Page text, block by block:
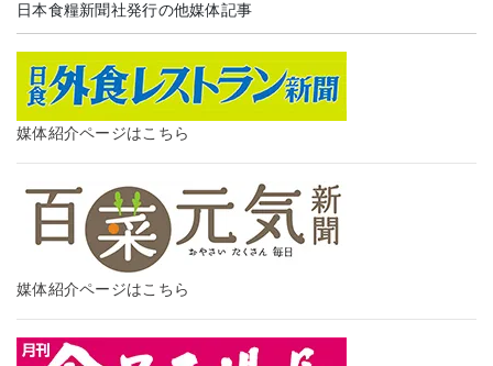
日本食糧新聞社発行の他媒体記事
媒体紹介ページはこちら
媒体紹介ページはこちら